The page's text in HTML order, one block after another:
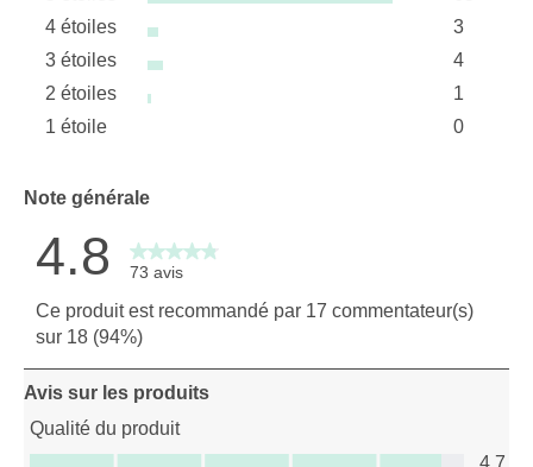
65 avis
4 étoiles étoiles
3
3 avis
3 étoiles étoiles
4
4 avis
2 étoiles étoiles
1
1 avis
1 étoile
0
Note générale
4.8 73 avis
Ce produit est recommandé par 17 commentateur(s)
sur 18 (94%)
Avis sur les produits
Qualité du produit
Qualité du produit, 4.7 sur 5
4.7